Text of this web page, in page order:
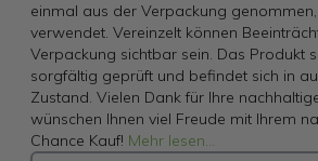
einmal aus der Verpackung
verwendet. Vereinzelt können
Verpackung sichtbar sein. Das Produkt
sorgfältig geprüft und befindet sich in
Zustand. Vielen Dank für Ihre
wünschen Ihnen viel Freude mit Ihrem
Chance Kauf! Mehr lesen...